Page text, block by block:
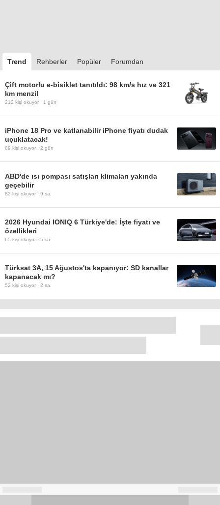
Trend Rehberler Popüler Forumdan
Çift motorlu e-bisiklet tanıtıldı: 98 km/s hız ve 321
km menzil
212 kişi okuyor · 1 gün
iPhone 18 Pro ve katlanabilir iPhone fiyatı dudak
uçuklatacak!
89 kişi okuyor · 2 gün
ABD'de ısı pompası satışları klimaları yakında
geçebilir
82 kişi okuyor · 9 sa.
2026 Hyundai IONIQ 6 Türkiye'de: İşte fiyatı ve
özellikleri
65 kişi okuyor · 5 sa.
Türksat 3A, 15 Ağustos'ta kapanıyor: SD kanallar
kapanacak mı?
52 kişi okuyor · 2 sa.